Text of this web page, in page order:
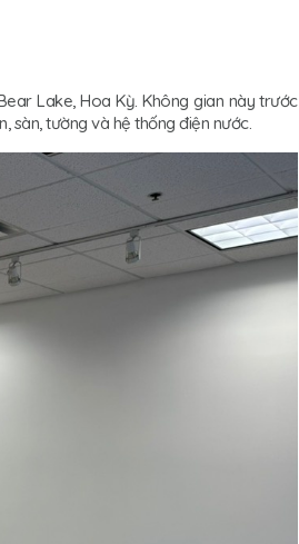
Lake, Hoa Kỳ. Không gian này trước
sàn, tường và hệ thống điện nước.